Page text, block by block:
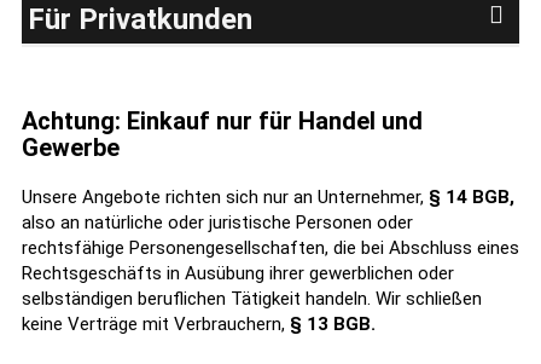
Für Privatkunden
Achtung: Einkauf nur für Handel und
Gewerbe
Unsere Angebote richten sich nur an Unternehmer, § 14 BGB,
also an natürliche oder juristische Personen oder
rechtsfähige Personengesellschaften, die bei Abschluss eines
Rechtsgeschäfts in Ausübung ihrer gewerblichen oder
selbständigen beruflichen Tätigkeit handeln. Wir schließen
keine Verträge mit Verbrauchern, § 13 BGB.